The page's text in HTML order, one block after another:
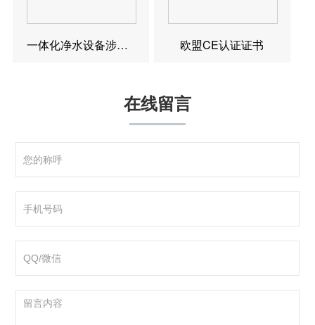
一体化净水设备涉水卫生许可批件 欧盟CE认证证书
在线留言